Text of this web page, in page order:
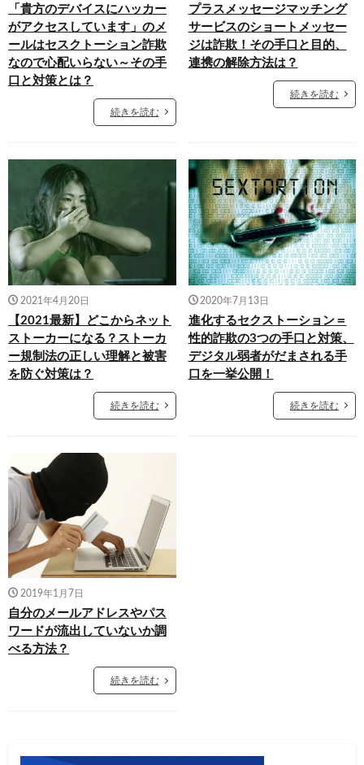
「貴方のデバイスにハッカー
がアクセスしています」のメ
ールはセスクトーション詐欺
なので心配いらない～その手
口と対策とは？
続きを読む
プラスメッセージマッチング
サービスのショートメッセー
ジは詐欺！その手口と目的、
連携の解除方法は？
続きを読む
2021年4月20日
【2021最新】どこからネット
ストーカーになる？ストーカ
ー規制法の正しい理解と被害
を防ぐ対策は？
続きを読む
2020年7月13日
進化するセクストーション＝
性的詐欺の3つの手口と対策、
デジタル弱者がだまされる手
口を一挙公開！
続きを読む
2019年1月7日
自分のメールアドレスやパス
ワードが流出していないか調
べる方法？
続きを読む